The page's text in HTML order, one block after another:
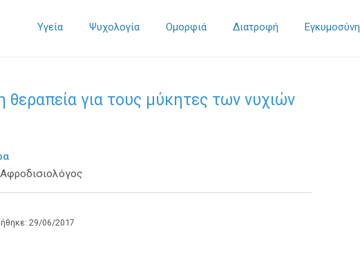
Υγεία Ψυχολογία Ομορφιά Διατροφή Εγκυμοσύνη
θεραπεία για τους μύκητες των νυχιών
29/06/2017